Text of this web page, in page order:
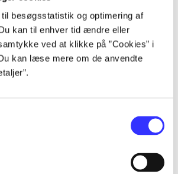
besøgsstatistik og optimering af
kan til enhver tid ændre eller
ved at klikke på ”Cookies” i
kan læse mere om de anvendte